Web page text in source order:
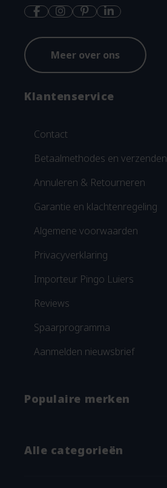
Meer over ons
Klantenservice
Contact
Betaalmethodes en verzenden
Annuleren & Retourneren
Garantie en klachtenregeling
Algemene voorwaarden
Privacyverklaring
Importeur Pingo Luiers
Reviews
Spaarprogramma
Aanmelden nieuwsbrief
Populaire merken
Alle categorieën